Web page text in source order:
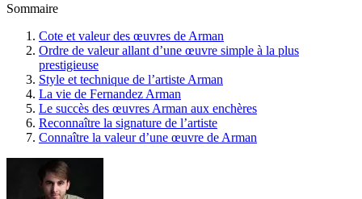
Sommaire
Cote et valeur des œuvres de Arman
Ordre de valeur allant d’une œuvre simple à la plus
prestigieuse
Style et technique de l’artiste Arman
La vie de Fernandez Arman
Le succès des œuvres Arman aux enchères
Reconnaître la signature de l’artiste
Connaître la valeur d’une œuvre de Arman